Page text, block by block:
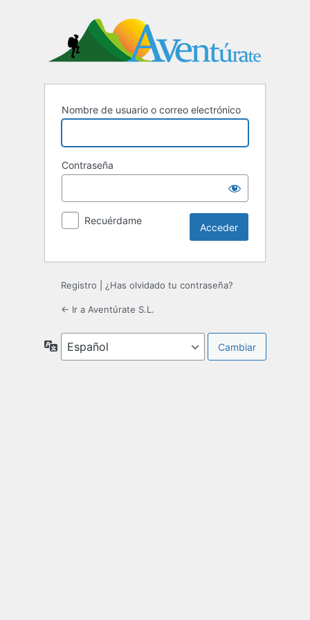
Nombre de usuario o correo electrónico
Contraseña
Recuérdame
Registro ¿Has olvidado tu contraseña?
← Ir a Aventúrate S.L.
Idioma